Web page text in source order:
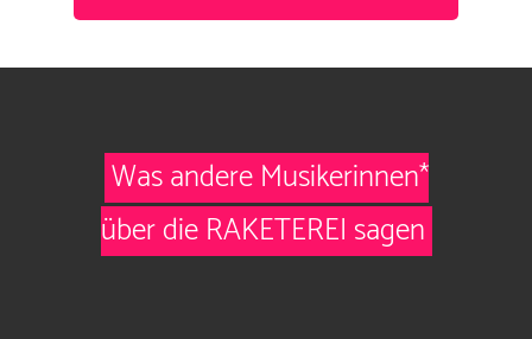
Was andere Musikerinnen*
über die RAKETEREI sagen